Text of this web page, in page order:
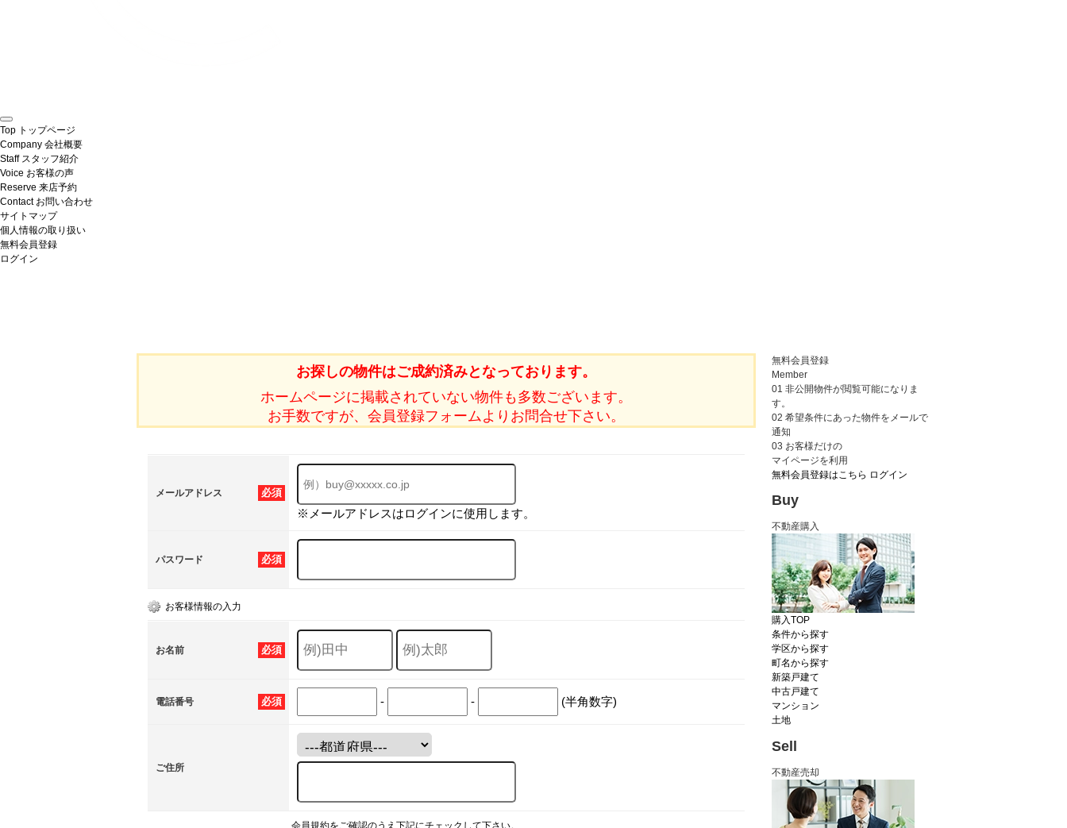
Top トップページ
Company 会社概要
Staff スタッフ紹介
Voice お客様の声
Reserve 来店予約
Contact お問い合わせ
サイトマップ
個人情報の取り扱い
無料会員登録
ログイン
お探しの物件はご成約済みとなっております。
ホームページに掲載されていない物件も多数ございます。
お手数ですが、会員登録フォームよりお問合せ下さい。
必須
メールアドレス
※メールアドレスはログインに使用します。
必須
パスワード
お客様情報の入力
必須
お名前
必須
電話番号 - - (半角数字)
ご住所
会員規約をご確認のうえ下記にチェックして下さい。
無料会員登録
Member
01 非公開物件が閲覧可能になりま
す。
02 希望条件にあった物件をメールで
通知
03 お客様だけの
マイページを利用
無料会員登録はこちら ログイン
Buy
不動産購入
購入TOP
条件から探す
学区から探す
町名から探す
新築戸建て
中古戸建て
マンション
土地
Sell
不動産売却